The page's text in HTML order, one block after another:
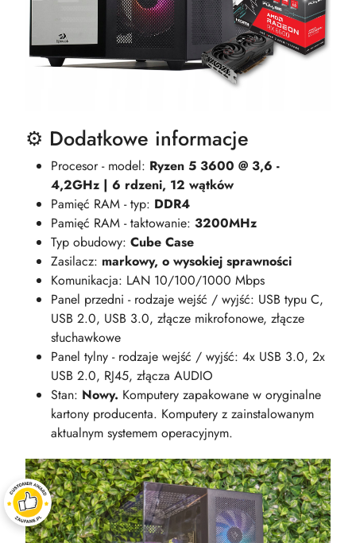
⚙️ Dodatkowe informacje
Procesor - model: Ryzen 5 3600 @ 3,6 -
4,2GHz | 6 rdzeni, 12 wątków
Pamięć RAM - typ: DDR4
Pamięć RAM - taktowanie: 3200MHz
Typ obudowy: Cube Case
Zasilacz: markowy, o wysokiej sprawności
Komunikacja: LAN 10/100/1000 Mbps
Panel przedni - rodzaje wejść / wyjść: USB typu C,
USB 2.0, USB 3.0, złącze mikrofonowe, złącze
słuchawkowe
Panel tylny - rodzaje wejść / wyjść: 4x USB 3.0, 2x
USB 2.0, RJ45, złącza AUDIO
Stan: Nowy. Komputery zapakowane w oryginalne
kartony producenta. Komputery z zainstalowanym
aktualnym systemem operacyjnym.